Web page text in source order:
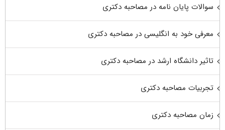
سوالات پایان نامه در مصاحبه دکتری
معرفی خود به انگلیسی در مصاحبه دکتری
تاثیر دانشگاه ارشد در مصاحبه دکتری
تجربیات مصاحبه دکتری
زمان مصاحبه دکتری